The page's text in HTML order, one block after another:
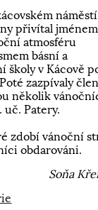
náměstí
přivítal jménem
atmosféru
básní a
školy v Kácově
zazpívaly
několik
uč. Patery.
zdobí vánoční
obdarováni.
Soňa